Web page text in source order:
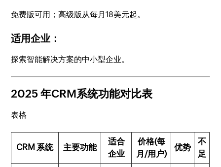
免费版可用；高级版从每月18美元起。
适用企业：
探索智能解决方案的中小型企业。
2025 年CRM系统功能对比表
表格
CRM 系统 主要功能
适合
企业
价格(每
月/用户)
优势
不
足